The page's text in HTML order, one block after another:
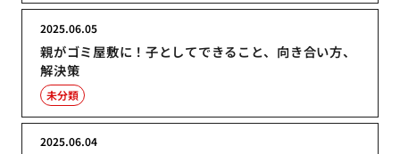
親がゴミ屋敷に！子としてできること、向き合い方、
解決策
2025.06.05
未分類
2025.06.04